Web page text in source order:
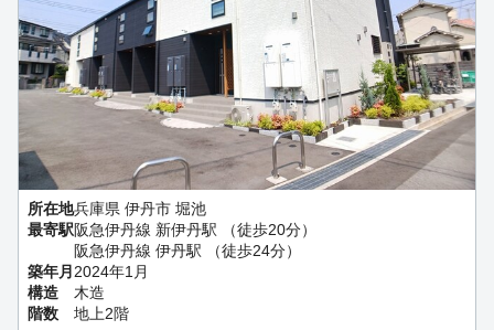
所在地兵庫県 伊丹市 堀池
最寄駅阪急伊丹線 新伊丹駅 （徒歩20分）
阪急伊丹線 伊丹駅 （徒歩24分）
築年月 2024年1月
構造
木造
階数
地上2階